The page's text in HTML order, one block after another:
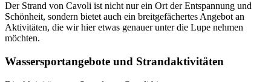
Der Strand von Cavoli ist nicht nur ein Ort der Entspannung und
Schönheit, sondern bietet auch ein breitgefächertes Angebot an
Aktivitäten, die wir hier etwas genauer unter die Lupe nehmen
möchten.
Wassersportangebote und Strandaktivitäten